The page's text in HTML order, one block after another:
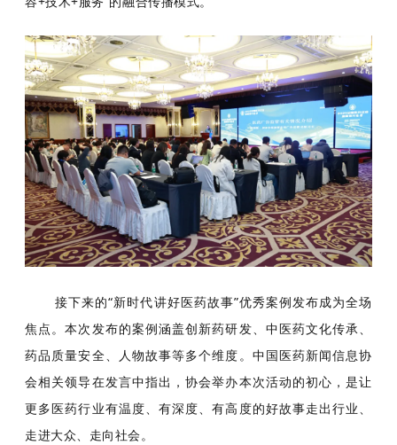
接下来的“新时代讲好医药故事”优秀案例发布成为全场
焦点。本次发布的案例涵盖创新药研发、中医药文化传承、
药品质量安全、人物故事等多个维度。中国医药新闻信息协
会相关领导在发言中指出，协会举办本次活动的初心，是让
更多医药行业有温度、有深度、有高度的好故事走出行业、
走进大众、走向社会。